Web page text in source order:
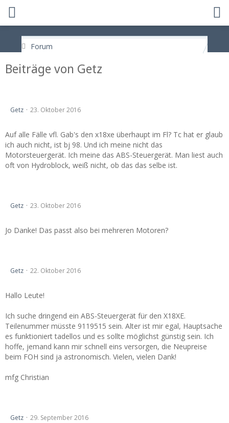
Forum
Beiträge von Getz
Getz 23. Oktober 2016
Auf alle Fälle vfl. Gab's den x18xe überhaupt im Fl? Tc hat er glaub
ich auch nicht, ist bj 98. Und ich meine nicht das
Motorsteuergerät. Ich meine das ABS-Steuergerät. Man liest auch
oft von Hydroblock, weiß nicht, ob das das selbe ist.
Getz 23. Oktober 2016
Jo Danke! Das passt also bei mehreren Motoren?
Getz 22. Oktober 2016
Hallo Leute!
Ich suche dringend ein ABS-Steuergerät für den X18XE.
Teilenummer müsste 9119515 sein. Alter ist mir egal, Hauptsache
es funktioniert tadellos und es sollte möglichst günstig sein. Ich
hoffe, jemand kann mir schnell eins versorgen, die Neupreise
beim FOH sind ja astronomisch. Vielen, vielen Dank!
mfg Christian
Getz 29. September 2016